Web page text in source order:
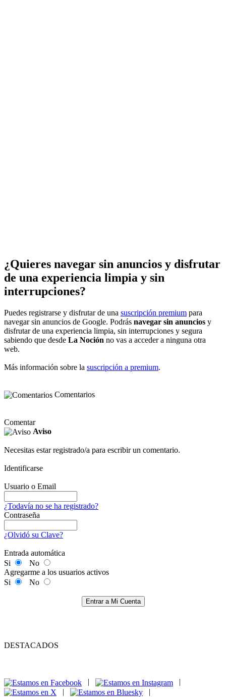
¿Quieres navegar sin anuncios y disfrutar
de una experiencia limpia y sin
interrupciones?
Puedes registrarse y disfrutar de una suscripción premium para
navegar sin anuncios de Google. Podrás navegar sin anuncios y
disfrutar de una experiencia limpia, sin interrupciones y segura
sabiendo que desde La Noción no vas a acceder a ninguna otra
web.
Más información sobre la suscripción a premium.
Comentarios
Comentar
Aviso
Necesitas estar registrado/a para escribir un comentario.
Identificarse
Usuario o Email
¿Todavía no se ha registrado?
Contraseña
¿Olvidó su Clave?
Entrada automática
Si
No
Agregarme a los usuarios activos
Si
No
Entrar a Mi Cuenta
DESTACADOS
|
|
|
|